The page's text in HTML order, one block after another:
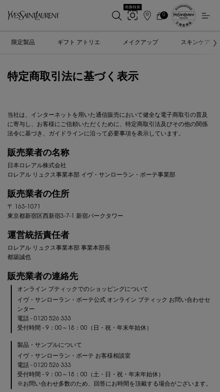
画像検索
店
カ
0
0 カート内の製品
限定製品
ギフト アトリエ メイクアップ スキンケア
特定商取引法に基づく表示
当社は、インターネットを用いた通信販売において健全な電子商取引の普及
に寄与し、お客様にご信頼いただくために、特定商取引法及びその他の関係
法令に基づき、ガイドラインに沿って必要事項を表示しています。
販売業者の名称
日本ロレアル株式会社
ロレアル リュクス事業本部 イヴ・サンローラン・ボーテ事業部
販売業者の住所
〒
163-1071
東京都新宿区西新宿3-7-1 新宿パークタワー
運営統括責任者
ロレアル リュクス事業本部 事業本部長
都築誠也
販売業者の連絡先
オンライン ブティック でのショッピングについて
イヴ・サンローラン・ボーテ公式 オンライン ブティック お問い合わせセ
ンター
電話 - 0120 526 333
受付時間 - 9：00～18：00（日・祝・年末年始休）
製品・サンプルについて
イヴ・サンローラン・ボーテ お客様相談室
電話 - 0120 526 333
受付時間 - 9：00～18：00（土・日・祝・年末年始休）
※お問い合わせ多数のため、回答にお時間を頂戴する場合がございます。